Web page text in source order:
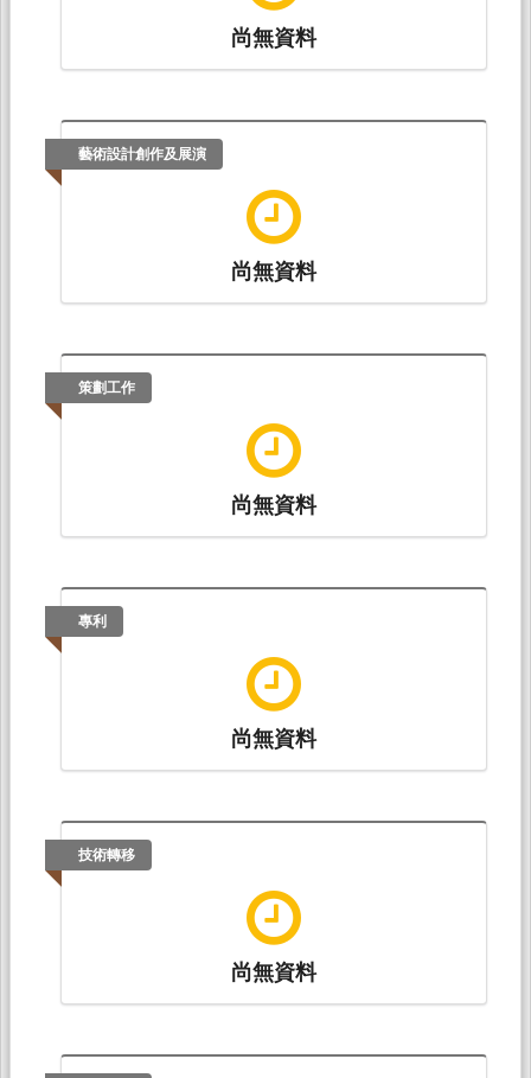
尚無資料
藝術設計創作及展演
尚無資料
策劃工作
尚無資料
專利
尚無資料
技術轉移
尚無資料